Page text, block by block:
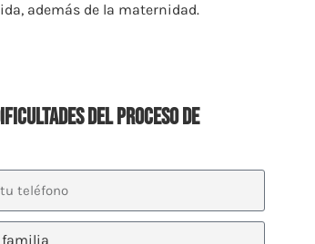
además de la maternidad.
del proceso de